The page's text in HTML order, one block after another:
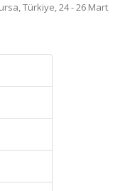
Türkiye, 24 - 26 Mart